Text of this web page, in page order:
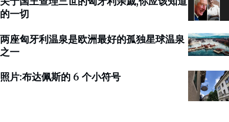
的一切
两座匈牙利温泉是欧洲最好的孤独星球温泉
之一
照片:布达佩斯的 6 个小符号